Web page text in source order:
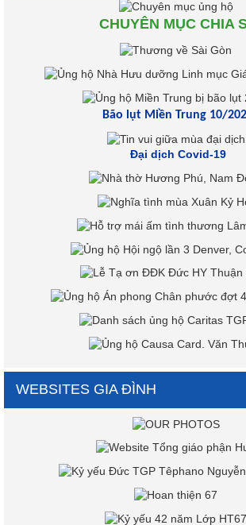
CHUYÊN MỤC CHIA
Bão lụt Miền Trung 10/
Đại dịch Covid-19
WEBSITES GIA ĐÌNH